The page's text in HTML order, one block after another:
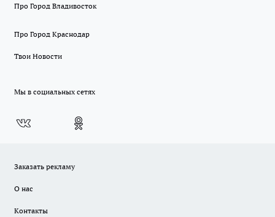
Про Город Владивосток
Про Город Краснодар
Твои Новости
Мы в социальных сетях
Заказать рекламу
О нас
Контакты